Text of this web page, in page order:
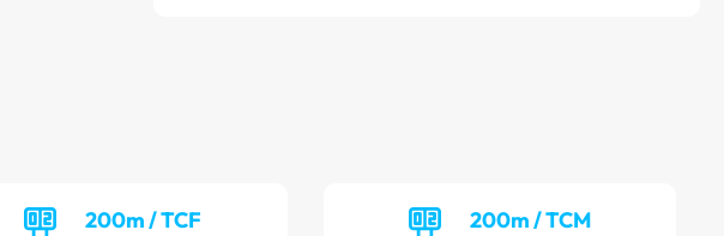
200m / TCF 200m / TCM